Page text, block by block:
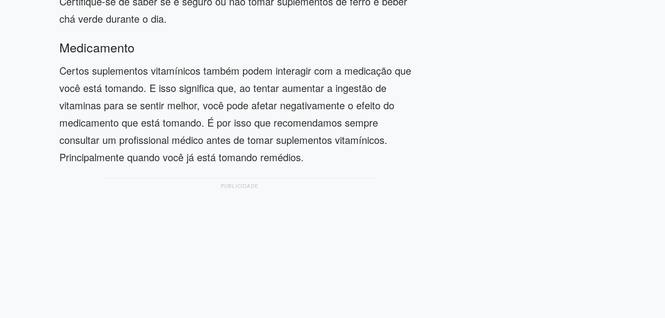
chá verde durante o dia.
Medicamento
Certos suplementos vitamínicos também podem interagir com a medicação que
você está tomando. E isso significa que, ao tentar aumentar a ingestão de
vitaminas para se sentir melhor, você pode afetar negativamente o efeito do
medicamento que está tomando. É por isso que recomendamos sempre
consultar um profissional médico antes de tomar suplementos vitamínicos.
Principalmente quando você já está tomando remédios.
PUBLICIDADE